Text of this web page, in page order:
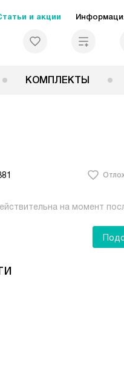
и акции
КОМПЛЕКТЫ
на момент